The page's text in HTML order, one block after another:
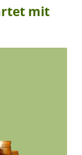
mit